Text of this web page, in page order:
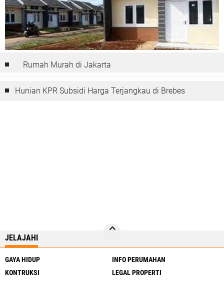
Rumah Murah di Jakarta
Hunian KPR Subsidi Harga Terjangkau di Brebes
JELAJAHI
GAYA HIDUP
INFO PERUMAHAN
KONTRUKSI
LEGAL PROPERTI